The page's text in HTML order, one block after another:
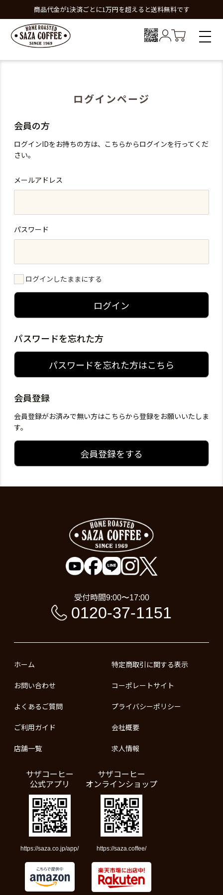
商品代金が1決済ごとに1万円を超えると送料無料です
ログインページ
会員の方
ログインIDをお持ちの方は、こちらからログインを行ってくだ
さい。
メールアドレス
パスワード
ログインしたままにする
ログイン
パスワードを忘れた方
パスワードを忘れた方はこちら
会員登録
会員登録がお済みで無い方はこちらから登録をお願いいたしま
す。
会員登録をする
受付時間9:00〜17:00
0120-37-1151
ホーム
お問い合わせ
よくあるご質問
ご利用ガイド
店舗一覧
特定商取引に関する表示
コーポレートサイト
プライバシーポリシー
会社概要
求人情報
サザコーヒー
公式アプリ
https://saza.co.jp/app/
サザコーヒー
オンラインショップ
https://saza.coffee/